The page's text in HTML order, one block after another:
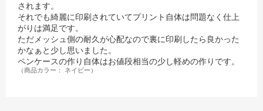
されます。
それでも綺麗に印刷されていてプリント自体は問題なく仕上
がりは満足です。
ただメッシュ側の耐久が心配なので裏に印刷したら良かった
かなぁと少し思いました。
ペンケースの作り自体はお値段相当の少し軽めの作りです。
（商品カラー： ネイビー）